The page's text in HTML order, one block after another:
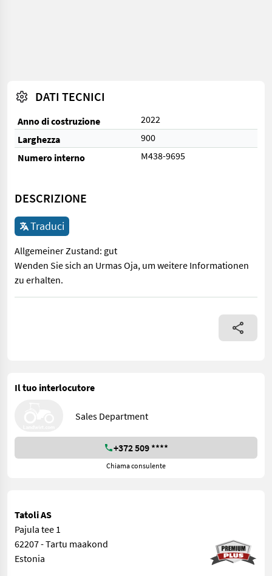
DATI TECNICI
Anno di costruzione
2022
Larghezza
900
Numero interno
M438-9695
DESCRIZIONE
Traduci
Allgemeiner Zustand: gut
Wenden Sie sich an Urmas Oja, um weitere Informationen
zu erhalten.
Allgemeiner Zustand: gut Wenden Sie sich an Urmas Oja, um
Il tuo interlocutore
Sales Department
+372 509 ****
Chiama consulente
Tatoli AS
Pajula tee 1
62207 - Tartu maakond
Estonia